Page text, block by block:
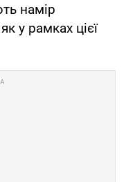
намір
у рамках цієї